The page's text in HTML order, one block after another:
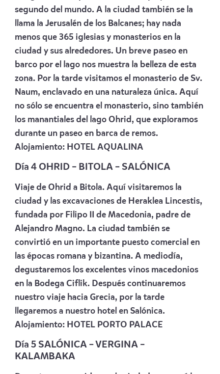
segundo del mundo. A la ciudad también se la
llama la Jerusalén de los Balcanes; hay nada
menos que 365 iglesias y monasterios en la
ciudad y sus alrededores. Un breve paseo en
barco por el lago nos muestra la belleza de esta
zona. Por la tarde visitamos el monasterio de Sv.
Naum, enclavado en una naturaleza única. Aquí
no sólo se encuentra el monasterio, sino también
los manantiales del lago Ohrid, que exploramos
durante un paseo en barca de remos.
Alojamiento: HOTEL AQUALINA
Día 4 OHRID – BITOLA – SALÓNICA
Viaje de Ohrid a Bitola. Aquí visitaremos la
ciudad y las excavaciones de Heraklea Lincestis,
fundada por Filipo II de Macedonia, padre de
Alejandro Magno. La ciudad también se
convirtió en un importante puesto comercial en
las épocas romana y bizantina. A mediodía,
degustaremos los excelentes vinos macedonios
en la Bodega Ciflik. Después continuaremos
nuestro viaje hacia Grecia, por la tarde
llegaremos a nuestro hotel en Salónica.
Alojamiento: HOTEL PORTO PALACE
Día 5 SALÓNICA – VERGINA –
KALAMBAKA